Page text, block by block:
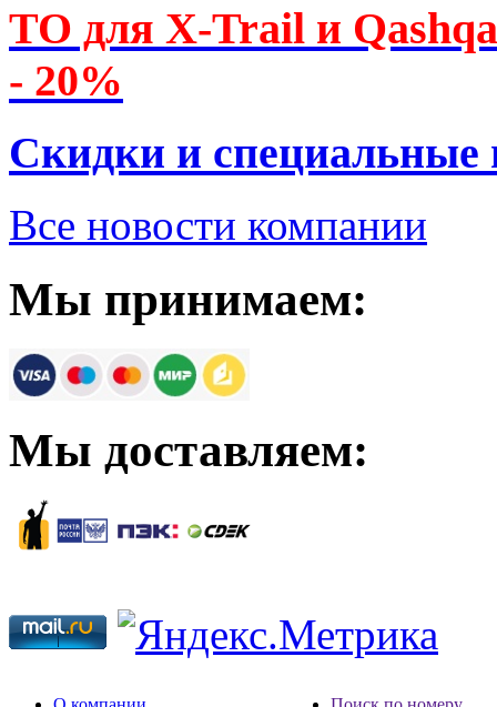
ТО для X-Trail и
- 20%
Скидки и специальные
Все новости компании
Мы принимаем:
Мы доставляем: